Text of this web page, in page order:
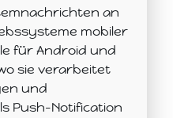
an
mobiler
für Android und
sie verarbeitet
und
Push-Notification